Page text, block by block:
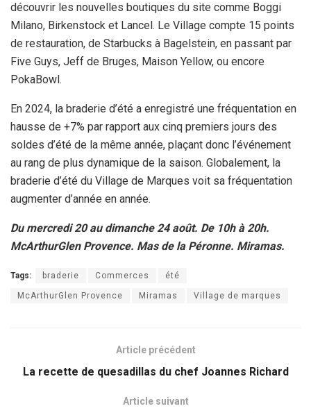
découvrir les nouvelles boutiques du site comme Boggi
Milano, Birkenstock et Lancel. Le Village compte 15 points
de restauration, de Starbucks à Bagelstein, en passant par
Five Guys, Jeff de Bruges, Maison Yellow, ou encore
PokaBowl.
En 2024, la braderie d’été a enregistré une fréquentation en
hausse de +7% par rapport aux cinq premiers jours des
soldes d’été de la même année, plaçant donc l’événement
au rang de plus dynamique de la saison. Globalement, la
braderie d’été du Village de Marques voit sa fréquentation
augmenter d’année en année.
Du mercredi 20 au dimanche 24 août. De 10h à 20h.
McArthurGlen Provence. Mas de la Péronne. Miramas.
Tags: braderie Commerces été
McArthurGlen Provence Miramas Village de marques
Article précédent
La recette de quesadillas du chef Joannes Richard
Article suivant